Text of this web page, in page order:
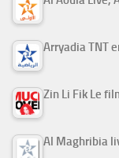
Arryadia TNT
Al Maghribia